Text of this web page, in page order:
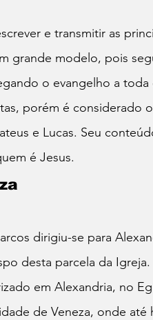
e transmitir as
grande modelo, pois
o evangelho a toda
porém é considerado
e Lucas. Seu
é Jesus.
dirigiu-se para
desta parcela da
em Alexandria, no
de Veneza, onde até